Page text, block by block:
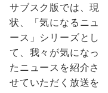
サブスク版では、現
状、「気になるニュ
ース」シリーズとし
て、我々が気になっ
たニュースを紹介さ
せていただく放送を